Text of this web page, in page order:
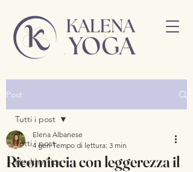
Post
Tutti i post
Healthy Tips
Tutti i post
Ricomincia con leggerezza il
Elena Albanese
4 gen Tempo di lettura: 3 min